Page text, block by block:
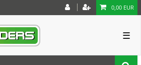
0,00 EUR
☰